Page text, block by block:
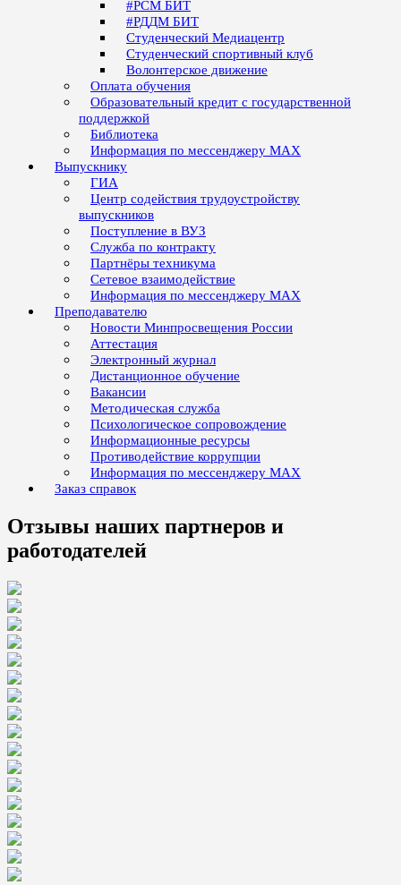
#РСМ БИТ
#РДДМ БИТ
Студенческий Медиацентр
Студенческий спортивный клуб
Волонтерское движение
Оплата обучения
Образовательный кредит с государственной
поддержкой
Библиотека
Информация по мессенджеру MAX
Выпускнику
ГИА
Центр содействия трудоустройству
выпускников
Поступление в ВУЗ
Служба по контракту
Партнёры техникума
Сетевое взаимодействие
Информация по мессенджеру MAX
Преподавателю
Новости Минпросвещения России
Аттестация
Электронный журнал
Дистанционное обучение
Вакансии
Методическая служба
Психологическое сопровождение
Информационные ресурсы
Противодействие коррупции
Информация по мессенджеру MAX
Заказ справок
Отзывы наших партнеров и
работодателей